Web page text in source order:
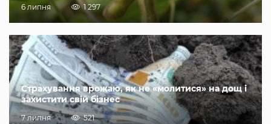
6 липня 1 297
Страхування врожаю, як не «молитися» на дощ і
захистити свій бізнес
7 липня 521